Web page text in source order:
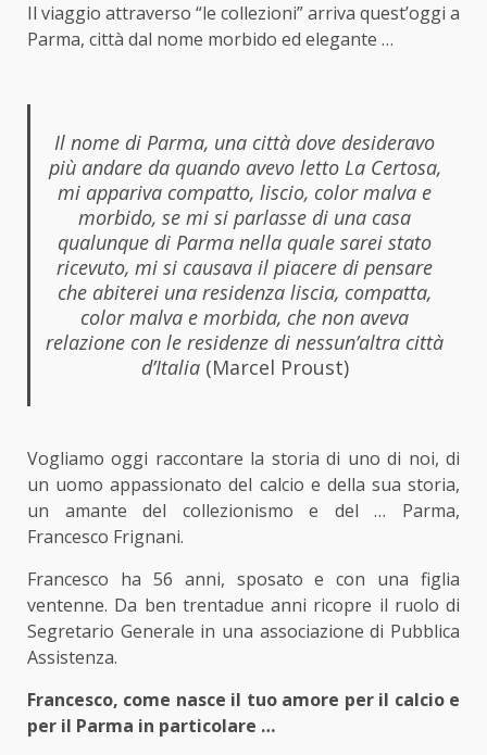
Il viaggio attraverso “le collezioni” arriva quest’oggi a
Parma, città dal nome morbido ed elegante …
Il nome di Parma, una città dove desideravo
più andare da quando avevo letto La Certosa,
mi appariva compatto, liscio, color malva e
morbido, se mi si parlasse di una casa
qualunque di Parma nella quale sarei stato
ricevuto, mi si causava il piacere di pensare
che abiterei una residenza liscia, compatta,
color malva e morbida, che non aveva
relazione con le residenze di nessun’altra città
d’Italia(Marcel Proust)
Vogliamo oggi raccontare la storia di uno di noi, di
un uomo appassionato del calcio e della sua storia,
un amante del collezionismo e del … Parma,
Francesco Frignani.
Francesco ha 56 anni, sposato e con una figlia
ventenne. Da ben trentadue anni ricopre il ruolo di
Segretario Generale in una associazione di Pubblica
Assistenza.
Francesco, come nasce il tuo amore per il calcio e
per il Parma in particolare …